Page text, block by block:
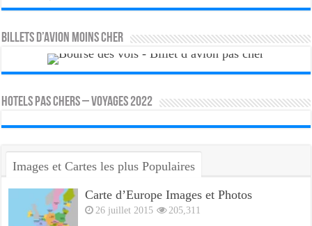
Billets d’avion moins cher
HOTELS PAS CHERS – VOYAGES 2022
Images et Cartes les plus Populaires
Carte d’Europe Images et Photos
26 juillet 2015 205,311